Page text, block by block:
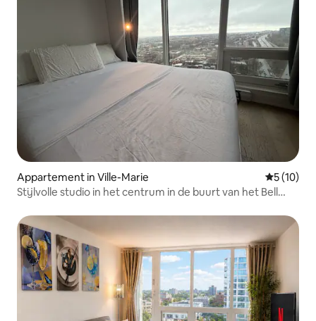
Appartement in Ville-Marie
5 (10)
Stijlvolle studio in het centrum in de buurt van het Bell